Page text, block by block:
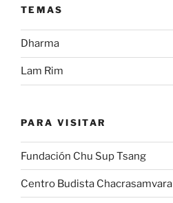
TEMAS
Dharma
Lam Rim
PARA VISITAR
Fundación Chu Sup Tsang
Centro Budista Chacrasamvara